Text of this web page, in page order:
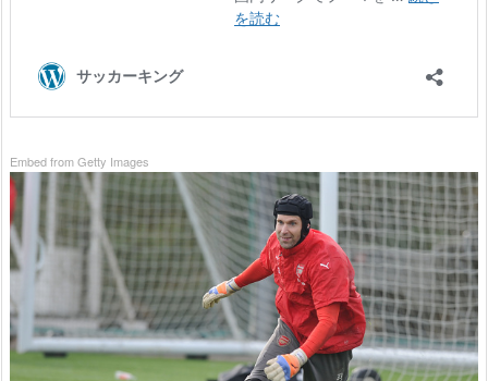
Embed from Getty Images